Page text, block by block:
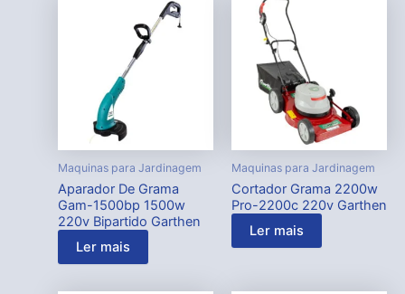
Maquinas para Jardinagem
Aparador De Grama
Gam-1500bp 1500w
220v Bipartido Garthen
Ler mais
Maquinas para Jardinagem
Cortador Grama 2200w
Pro-2200c 220v Garthen
Ler mais